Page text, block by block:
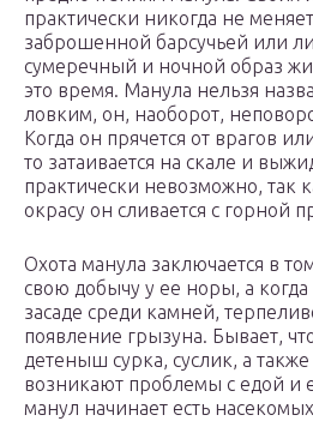
практически никогда не
заброшенной барсучьей или
сумеречный и ночной образ
это время. Манула нельзя
ловким, он, наоборот,
Когда он прячется от врагов
то затаивается на скале и
практически невозможно, так
окрасу он сливается с горной
Охота манула заключается в
свою добычу у ее норы, а когда
засаде среди камней,
появление грызуна. Бывает,
детеныш сурка, суслик, а также
возникают проблемы с едой и
манул начинает есть